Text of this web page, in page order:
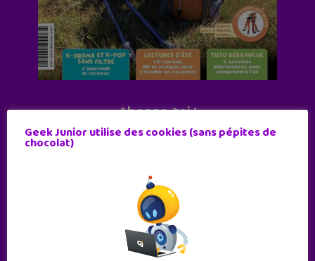
Abonne-toi !
11 numéros par an
JE M'ABONNE !
Geek Junior utilise des cookies (sans pépites de
chocolat)